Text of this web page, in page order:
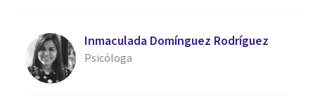
Inmaculada Domínguez Rodríguez
Psicóloga